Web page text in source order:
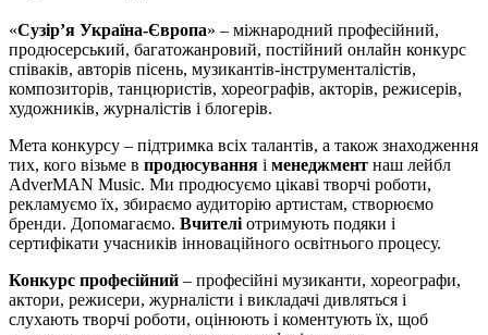
«Сузір’я Україна-Європа» – міжнародний професійний,
продюсерський, багатожанровий, постійний онлайн конкурс
співаків, авторів пісень, музикантів-інструменталістів,
композиторів, танцюристів, хореографів, акторів, режисерів,
художників, журналістів і блогерів.
Мета конкурсу – підтримка всіх талантів, а також знаходження
тих, кого візьме в продюсування і менеджмент наш лейбл
AdverMAN Music. Ми продюсуємо цікаві творчі роботи,
рекламуємо їх, збираємо аудиторію артистам, створюємо
бренди. Допомагаємо. Вчителі отримують подяки і
сертифікати учасників інноваційного освітнього процесу.
Конкурс професійний – професійні музиканти, хореографи,
актори, режисери, журналісти і викладачі дивляться і
слухають творчі роботи, оцінюють і коментують їх, щоб